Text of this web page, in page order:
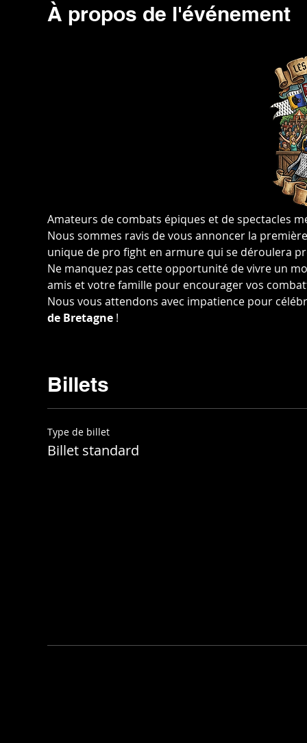
À propos de l'événement
Amateurs de combats épiques et de spectacles
Nous sommes ravis de vous annoncer la
unique de pro fight en armure qui se déroulera
Ne manquez pas cette opportunité de vivre un
amis et votre famille pour encourager vos
Nous vous attendons avec impatience pour
de Bretagne !
Billets
Type de billet
Billet standard